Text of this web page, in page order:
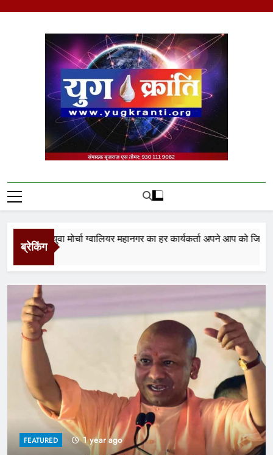
Yug Kranti | Trusted
News Portal
ब्रेकिंग
युवा मोर्चा ग्वालियर महानगर का हर कार्यकर्ता अपने आप को जिला अध्यक्ष
FEATURED 1 year ago